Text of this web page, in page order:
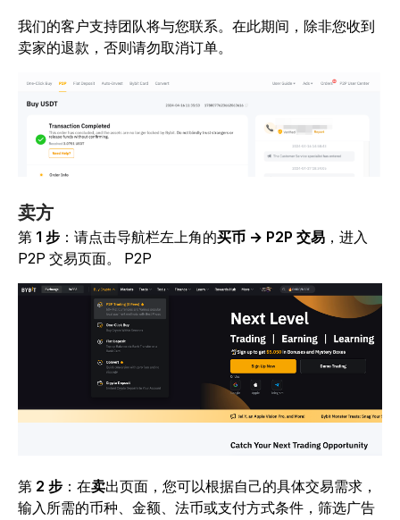
我们的客户支持团队将与您联系。在此期间，除非您收到
卖家的退款，否则请勿取消订单。
卖方
第 1 步 ：请点击导航栏左上角的买币 → P2P 交易 ，进入
P2P 交易页面。
P2P
第 2 步 ：在卖出页面，您可以根据自己的具体交易需求，
输入所需的币种、金额、法币或支付方式条件，筛选广告